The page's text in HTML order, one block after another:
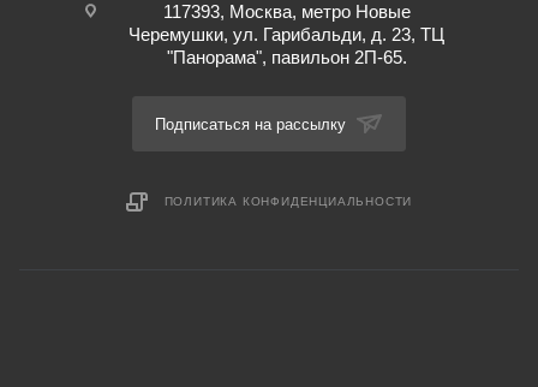
117393, Москва, метро Новые
Черемушки, ул. Гарибальди, д. 23, ТЦ
"Панорама", павильон 2П-65.
Подписаться на рассылку
ПОЛИТИКА КОНФИДЕНЦИАЛЬНОСТИ